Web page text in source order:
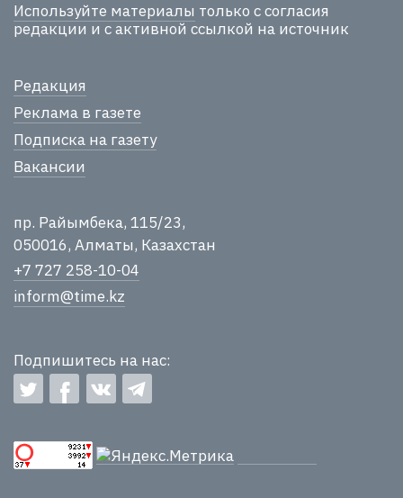
Используйте материалы только с согласия
редакции и с активной ссылкой на источник
Редакция
Реклама в газете
Подписка на газету
Вакансии
пр. Райымбека, 115/23,
050016, Алматы, Казахстан
+7 727 258-10-04
inform@time.kz
Подпишитесь на нас: